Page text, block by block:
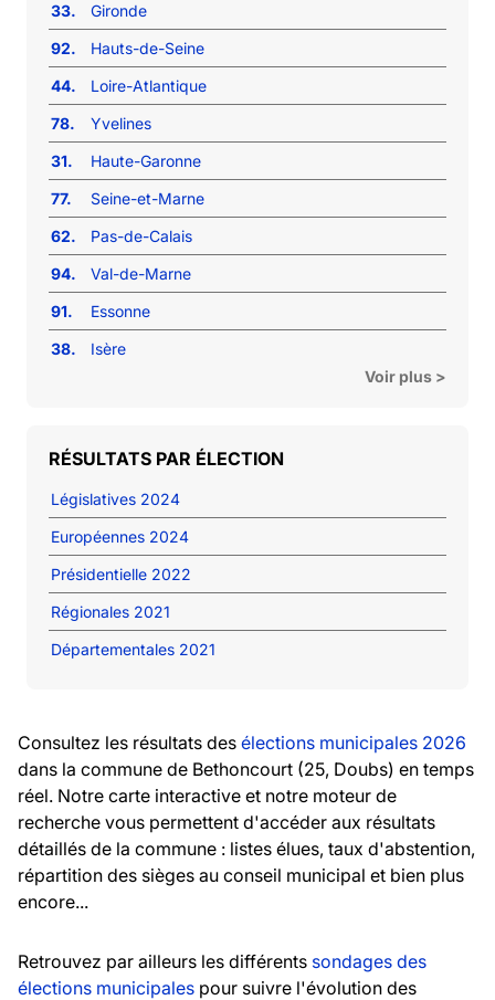
33.
Gironde
92.
Hauts-de-Seine
44.
Loire-Atlantique
78.
Yvelines
31.
Haute-Garonne
77.
Seine-et-Marne
62.
Pas-de-Calais
94.
Val-de-Marne
91.
Essonne
38.
Isère
Voir plus >
RÉSULTATS PAR ÉLECTION
Législatives 2024
Européennes 2024
Présidentielle 2022
Régionales 2021
Départementales 2021
Consultez les résultats des élections municipales 2026
dans la commune de Bethoncourt (25, Doubs) en temps
réel. Notre carte interactive et notre moteur de
recherche vous permettent d'accéder aux résultats
détaillés de la commune : listes élues, taux d'abstention,
répartition des sièges au conseil municipal et bien plus
encore...
Retrouvez par ailleurs les différents sondages des
élections municipales pour suivre l'évolution des